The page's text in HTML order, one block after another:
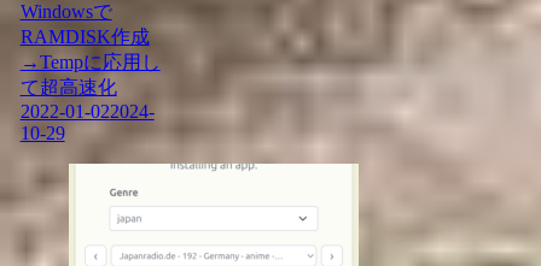
Windowsで
RAMDISK作成
→Tempに応用し
て超高速化
2022-01-022024-
10-29